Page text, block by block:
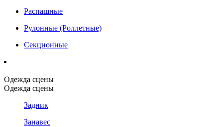
Распашные
Рулонные (Роллетные)
Секционные
Одежда сцены
Одежда сцены
Задник
Занавес